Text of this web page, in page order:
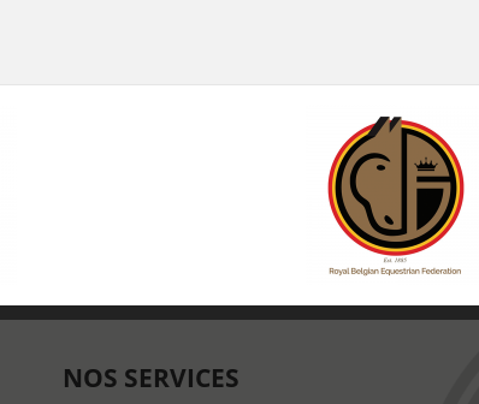
NOS SERVICES